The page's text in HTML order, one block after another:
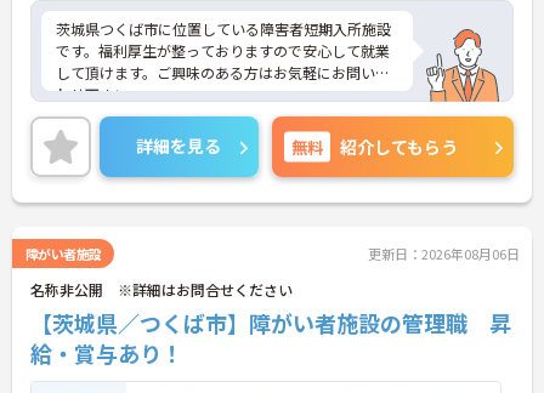
茨城県つくば市に位置している障害者短期入所施設
です。福利厚生が整っておりますので安心して就業
して頂けます。ご興味のある方はお気軽にお問い合
わせ下さい。
詳細を見る 無料 紹介してもらう
障がい者施設 更新日：2026年08月06日
名称非公開 ※詳細はお問合せください
【茨城県／つくば市】障がい者施設の管理職 昇
給・賞与あり！